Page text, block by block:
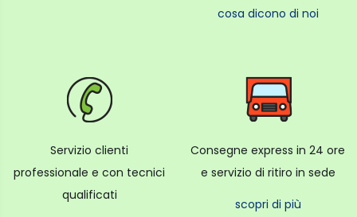
cosa dicono di noi
Servizio clienti
professionale e con tecnici
qualificati
Consegne express in 24 ore
e servizio di ritiro in sede
scopri di più